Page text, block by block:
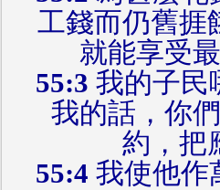
工錢而仍舊捱
就能享受
55:3 我的子民
我的話，你
約，把
55:4 我使他作